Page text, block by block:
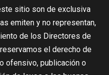
sitio son de exclusiva
emiten y no representan,
de los Directores de
el derecho de
ofensivo, publicación o